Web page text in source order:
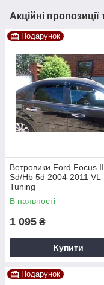
Акційні
Подарунок
Ветровики Ford Focus II
Sd/Hb 5d 2004-2011 VL
Tuning
В наявності
1 095 ₴
Купити
Подарунок